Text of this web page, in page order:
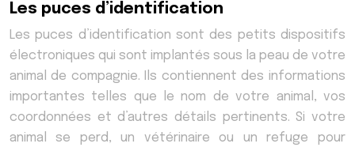
Les puces d’identification
Les puces d’identification sont des petits dispositifs
électroniques qui sont implantés sous la peau de votre
animal de compagnie. Ils contiennent des informations
importantes telles que le nom de votre animal, vos
coordonnées et d’autres détails pertinents. Si votre
animal se perd, un vétérinaire ou un refuge pour